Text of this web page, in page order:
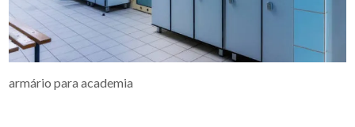
armário para academia